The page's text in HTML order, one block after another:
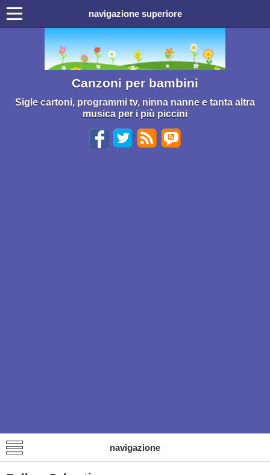
navigazione superiore
Canzoni per bambini
Sigle cartoni, programmi tv, ninna nanne e tanta altra
musica per i più piccini
navigazione